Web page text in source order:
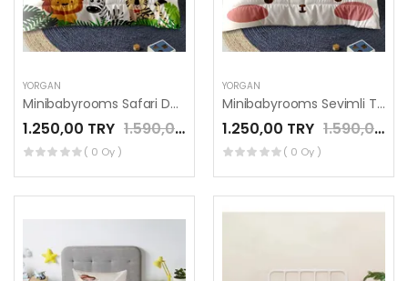
YORGAN
Minibabyrooms Safari Desenli Kapitone Yorgan
1.250,00 TRY 1.590,00 TRY
( 0 Oy )
YORGAN
Minibabyrooms Sevimli Tavşan Desenli Kapitone Yorgan
1.250,00 TRY 1.590,00 TRY
( 0 Oy )